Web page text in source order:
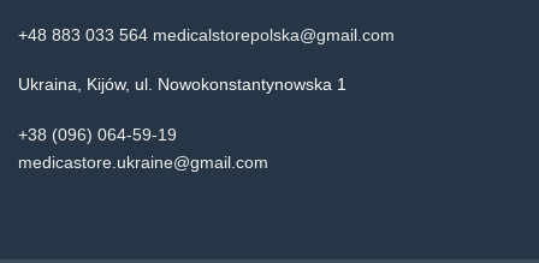
+48 883 033 564 medicalstorepolska@gmail.com
Ukraina, Kijów, ul. Nowokonstantynowska 1
+38 (096) 064-59-19
medicastore.ukraine@gmail.com